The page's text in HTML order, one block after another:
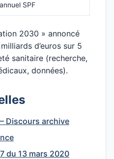
annuel SPF
2030 » annoncé
d’euros sur 5
sanitaire (recherche,
données).
Discours archive
du 13 mars 2020